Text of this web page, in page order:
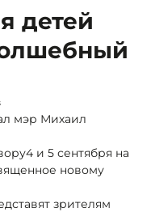
детей
мэр Михаил
4 и 5 сентября на
новому
зрителям